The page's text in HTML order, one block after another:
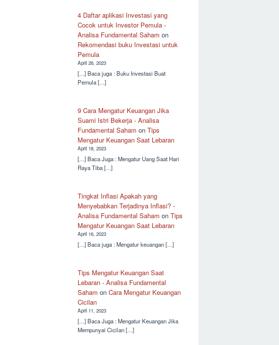
4 Daftar aplikasi Investasi yang
Cocok untuk Investor Pemula -
Analisa Fundamental Saham on
Rekomendasi buku Investasi untuk
Pemula
April 26, 2023
[…] Baca juga : Buku Investasi Buat
Pemula […]
9 Cara Mengatur Keuangan Jika
Suami Istri Bekerja - Analisa
Fundamental Saham onTips
Mengatur Keuangan Saat Lebaran
April 18, 2023
[…] Baca Juga : Mengatur Uang Saat Hari
Raya Tiba […]
Tingkat Inflasi Apakah yang
Menyebabkan Terjadinya Inflasi? -
Analisa Fundamental Saham onTips
Mengatur Keuangan Saat Lebaran
April 16, 2023
[…] Baca juga : Mengatur keuangan […]
Tips Mengatur Keuangan Saat
Lebaran - Analisa Fundamental
Saham onCara Mengatur Keuangan
Cicilan
April 11, 2023
[…] Baca Juga : Mengatur Keuangan Jika
Mempunyai Cicilan […]